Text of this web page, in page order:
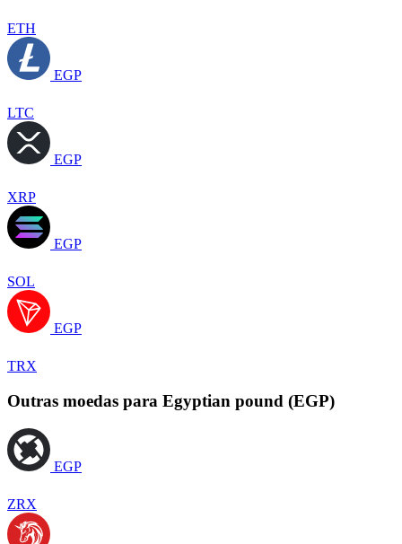
ETH
EGP
LTC
EGP
XRP
EGP
SOL
EGP
TRX
Outras moedas para Egyptian pound (EGP)
EGP
ZRX